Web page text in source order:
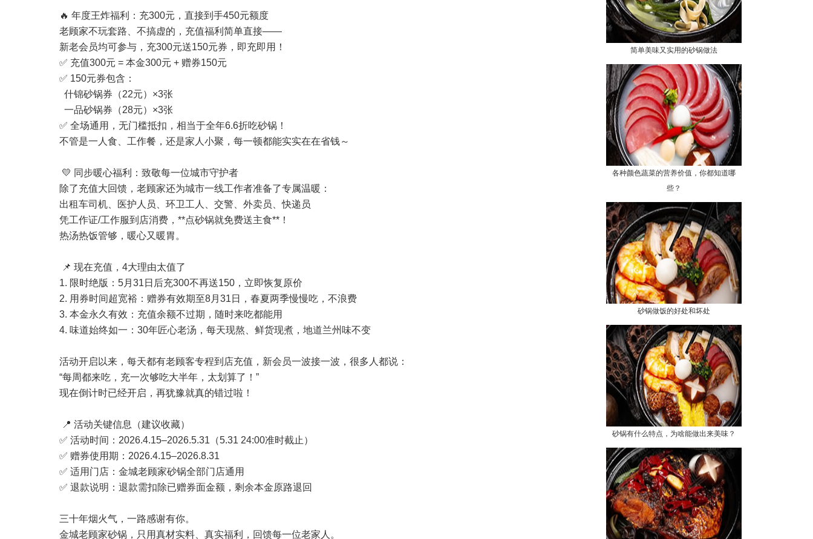
🔥 年度王炸福利：充300元，直接到手450元额度
老顾家不玩套路、不搞虚的，充值福利简单直接——
新老会员均可参与，充300元送150元券，即充即用！
✅ 充值300元 = 本金300元 + 赠券150元
✅ 150元券包含：
什锦砂锅券（22元）×3张
一品砂锅券（28元）×3张
✅ 全场通用，无门槛抵扣，相当于全年6.6折吃砂锅！
不管是一人食、工作餐，还是家人小聚，每一顿都能实实在在省钱～
💛 同步暖心福利：致敬每一位城市守护者
除了充值大回馈，老顾家还为城市一线工作者准备了专属温暖：
出租车司机、医护人员、环卫工人、交警、外卖员、快递员
凭工作证/工作服到店消费，**点砂锅就免费送主食**！
热汤热饭管够，暖心又暖胃。
📌 现在充值，4大理由太值了
1. 限时绝版：5月31日后充300不再送150，立即恢复原价
2. 用券时间超宽裕：赠券有效期至8月31日，春夏两季慢慢吃，不浪费
3. 本金永久有效：充值余额不过期，随时来吃都能用
4. 味道始终如一：30年匠心老汤，每天现熬、鲜货现煮，地道兰州味不变
活动开启以来，每天都有老顾客专程到店充值，新会员一波接一波，很多人都说：
“每周都来吃，充一次够吃大半年，太划算了！”
现在倒计时已经开启，再犹豫就真的错过啦！
📍 活动关键信息（建议收藏）
✅ 活动时间：2026.4.15–2026.5.31（5.31 24:00准时截止）
✅ 赠券使用期：2026.4.15–2026.8.31
✅ 适用门店：金城老顾家砂锅全部门店通用
✅ 退款说明：退款需扣除已赠券面金额，剩余本金原路退回
三十年烟火气，一路感谢有你。
金城老顾家砂锅，只用真材实料、真实福利，回馈每一位老家人。
简单美味又实用的砂锅做法
各种颜色蔬菜的营养价值，你都知道哪
些？
砂锅做饭的好处和坏处
砂锅有什么特点，为啥能做出来美味？